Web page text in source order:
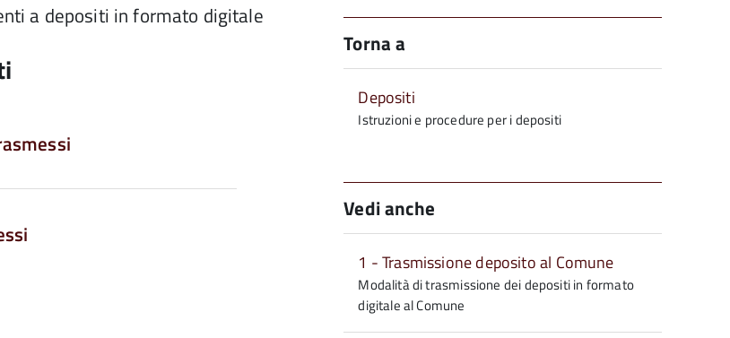
a depositi in formato digitale
Torna a
Depositi
Istruzioni e procedure per i depositi
Vedi anche
1 - Trasmissione deposito al Comune
Modalità di trasmissione dei depositi in formato
digitale al Comune